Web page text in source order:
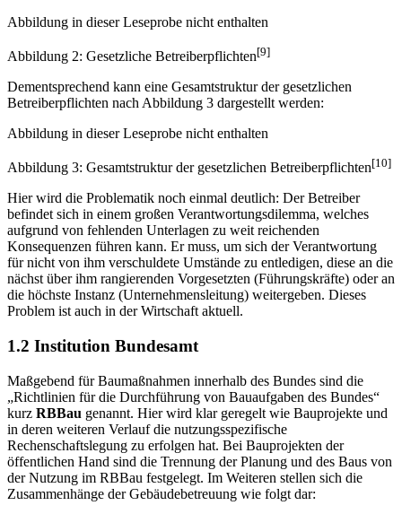
Abbildung in dieser Leseprobe nicht enthalten
Abbildung 2: Gesetzliche Betreiberpflichten[9]
Dementsprechend kann eine Gesamtstruktur der gesetzlichen
Betreiberpflichten nach Abbildung 3 dargestellt werden:
Abbildung in dieser Leseprobe nicht enthalten
Abbildung 3: Gesamtstruktur der gesetzlichen Betreiberpflichten[10]
Hier wird die Problematik noch einmal deutlich: Der Betreiber
befindet sich in einem großen Verantwortungsdilemma, welches
aufgrund von fehlenden Unterlagen zu weit reichenden
Konsequenzen führen kann. Er muss, um sich der Verantwortung
für nicht von ihm verschuldete Umstände zu entledigen, diese an die
nächst über ihm rangierenden Vorgesetzten (Führungskräfte) oder an
die höchste Instanz (Unternehmensleitung) weitergeben. Dieses
Problem ist auch in der Wirtschaft aktuell.
1.2 Institution Bundesamt
Maßgebend für Baumaßnahmen innerhalb des Bundes sind die
„Richtlinien für die Durchführung von Bauaufgaben des Bundes“
kurz RBBau genannt. Hier wird klar geregelt wie Bauprojekte und
in deren weiteren Verlauf die nutzungsspezifische
Rechenschaftslegung zu erfolgen hat. Bei Bauprojekten der
öffentlichen Hand sind die Trennung der Planung und des Baus von
der Nutzung im RBBau festgelegt. Im Weiteren stellen sich die
Zusammenhänge der Gebäudebetreuung wie folgt dar: